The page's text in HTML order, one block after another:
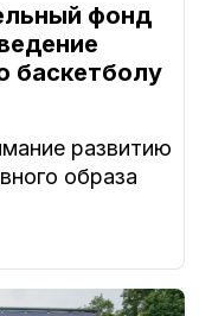
фонд
баскетболу
развитию
образа